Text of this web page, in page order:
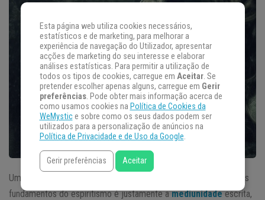
Uma das questões que mais intrigam os pesquisadores desde os
fundamentos do espiritismo é justamente amediunidadeescrita,
Esta página web utiliza cookies necessários,
estatísticos e de marketing, para melhorar a
experiência de navegação do Utilizador, apresentar
acções de marketing do seu interesse e elaborar
análises estatísticas. Para permitir a utilização de
todos os tipos de cookies, carregue em Aceitar. Se
pretender escolher apenas alguns, carregue em Gerir
preferências. Pode obter mais informação acerca de
como usamos cookies na Política de Cookies da
WeMystice sobre como os seus dados podem ser
utilizados para a personalização de anúncios na
Política de Privacidade e de Uso da Google.
Gerir preferências Aceitar